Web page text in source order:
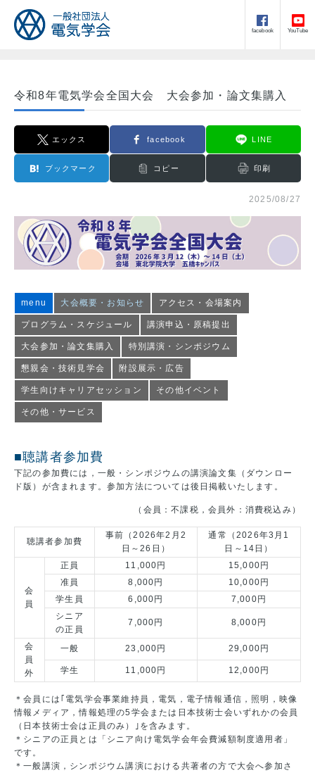
facebook YouTube
令和8年電気学会全国大会 大会参加・論文集購入
エックス facebook LINE
ブックマーク コピー 印刷
2025/08/27
menu 大会概要・お知らせ アクセス・会場案内
プログラム・スケジュール 講演申込・原稿提出
大会参加・論文集購入 特別講演・シンポジウム
懇親会・技術見学会 附設展示・広告
学生向けキャリアセッション その他イベント
その他・サービス
■聴講者参加費
下記の参加費には，一般・シンポジウムの講演論文集（ダウンロー
ド版）が含まれます。参加方法については後日掲載いたします。
（会員：不課税，会員外：消費税込み）
聴講者参加費
事前（2026年2月2
日～26日）
通常（2026年3月1
日～14日）
会
員
正員 11,000円
15,000円
准員
8,000円
10,000円
学生員
6,000円
7,000円
シニア
の正員
7,000円 8,000円
会
員
外
一般 23,000円 29,000円
学生 11,000円 12,000円
＊会員には｢電気学会事業維持員，電気，電子情報通信，照明，映像
情報メディア，情報処理の5学会または日本技術士会いずれかの会員
（日本技術士会は正員のみ）｣を含みます。
＊シニアの正員とは「シニア向け電気学会年会費減額制度適用者」
です。
＊一般講演，シンポジウム講演における共著者の方で大会へ参加さ